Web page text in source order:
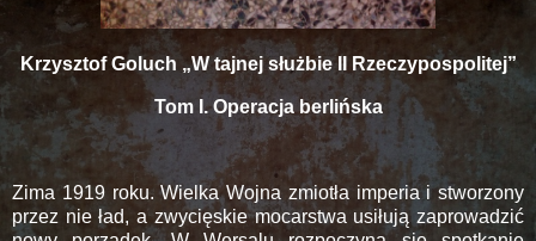
Krzysztof Goluch „W tajnej służbie II Rzeczypospolitej”
Tom I. Operacja berlińska
Zima 1919 roku. Wielka Wojna zmiotła imperia i stworzony
przez nie ład, a zwycięskie mocarstwa usiłują zaprowadzić